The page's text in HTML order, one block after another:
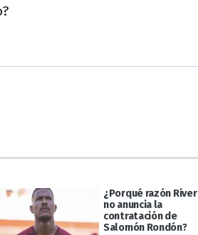
¿Porqué razón River
no anuncia la
contratación de
Salomón Rondón?